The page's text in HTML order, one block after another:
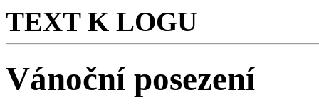
TEXT K LOGU
Vánoční posezení